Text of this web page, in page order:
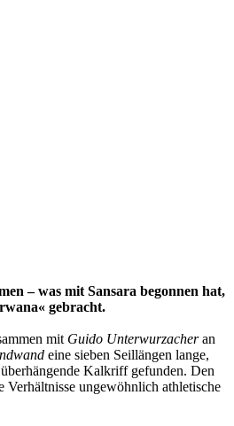
– was mit Sansara begonnen hat,
gebracht.
mit Guido Unterwurzacheran
eine sieben Seillängen lange,
Kalkriff gefunden. Den
Verhältnisse ungewöhnlich athletische